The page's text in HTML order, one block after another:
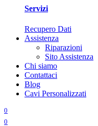
Servizi
Recupero Dati
Assistenza
Riparazioni
Sito Assistenza
Chi siamo
Contattaci
Blog
Cavi Personalizzati
0
0